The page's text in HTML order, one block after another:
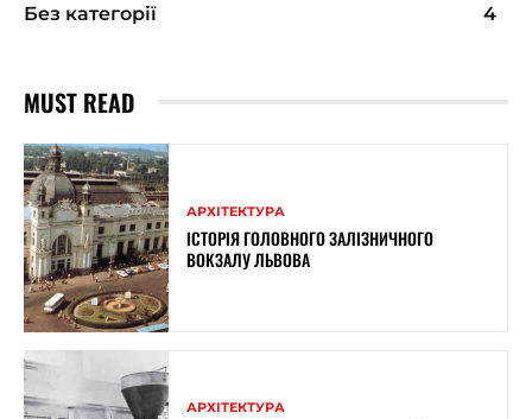
Без категорії
4
MUST READ
АРХІТЕКТУРА
ІСТОРІЯ ГОЛОВНОГО ЗАЛІЗНИЧНОГО
ВОКЗАЛУ ЛЬВОВА
АРХІТЕКТУРА